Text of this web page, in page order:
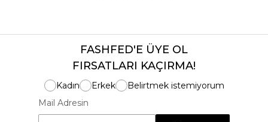
FASHFED'E ÜYE OL
FIRSATLARI KAÇIRMA!
Kadın Erkek
Belirtmek istemiyorum
Mail Adresin